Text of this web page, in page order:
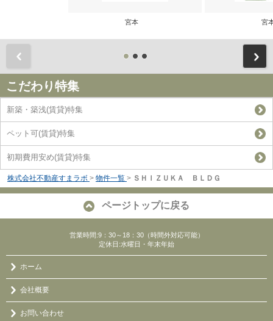
宮本 宮
こだわり特集
新築・築浅(賃貸)特集
ペット可(賃貸)特集
初期費用安め(賃貸)特集
株式会社不動産すまラボ > 物件一覧 > ＳＨＩＺＵＫＡ ＢＬＤＧ
ページトップに戻る
営業時間:9：30～18：30（時間外対応可能）
定休日:水曜日・年末年始
ホーム
会社概要
お問い合わせ